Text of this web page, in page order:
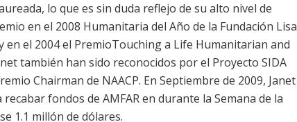
lo que es sin duda reflejo de su alto nivel de
en el 2008 Humanitaria del Año de la Fundación Lisa
en el 2004 el PremioTouching a Life Humanitarian and
también han sido reconocidos por el Proyecto SIDA
Chairman de NAACP. En Septiembre de 2009, Janet
fondos de AMFAR en durante la Semana de la
1.1 millón de dólares.